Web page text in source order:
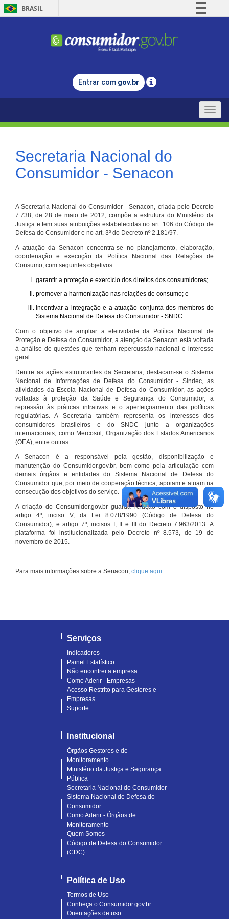
BRASIL
Comunica BR
Legislação
Entrar com gov.br
Toggle
Secretaria Nacional do
Consumidor - Senacon
A Secretaria Nacional do Consumidor - Senacon, criada pelo Decreto
7.738, de 28 de maio de 2012, compõe a estrutura do Ministério da
Justiça e tem suas atribuições estabelecidas no art. 106 do Código de
Defesa do Consumidor e no art. 3º do Decreto nº 2.181/97.
A atuação da Senacon concentra-se no planejamento, elaboração,
coordenação e execução da Política Nacional das Relações de
Consumo, com seguintes objetivos:
garantir a proteção e exercício dos direitos dos consumidores;
promover a harmonização nas relações de consumo; e
incentivar a integração e a atuação conjunta dos membros do
Sistema Nacional de Defesa do Consumidor - SNDC.
Com o objetivo de ampliar a efetividade da Política Nacional de
Proteção e Defesa do Consumidor, a atenção da Senacon está voltada
à análise de questões que tenham repercussão nacional e interesse
geral.
Dentre as ações estruturantes da Secretaria, destacam-se o Sistema
Nacional de Informações de Defesa do Consumidor - Sindec, as
atividades da Escola Nacional de Defesa do Consumidor, as ações
voltadas à proteção da Saúde e Segurança do Consumidor, a
repressão às práticas infrativas e o aperfeiçoamento das políticas
regulatórias. A Secretaria também representa os interesses dos
consumidores brasileiros e do SNDC junto a organizações
internacionais, como Mercosul, Organização dos Estados Americanos
(OEA), entre outras.
A Senacon é a responsável pela gestão, disponibilização e
manutenção do Consumidor.gov.br, bem como pela articulação com
demais órgãos e entidades do Sistema Nacional de Defesa do
Consumidor que, por meio de cooperação técnica, apoiam e atuam na
consecução dos objetivos do serviço.
A criação do Consumidor.gov.br guarda relação com o disposto no
artigo 4º, inciso V, da Lei 8.078/1990 (Código de Defesa do
Consumidor), e artigo 7º, incisos I, II e III do Decreto 7.963/2013. A
plataforma foi institucionalizada pelo Decreto nº 8.573, de 19 de
novembro de 2015.
Para mais informações sobre a Senacon, clique aqui
Serviços
Indicadores
Painel Estatístico
Não encontrei a empresa
Como Aderir - Empresas
Acesso Restrito para Gestores e
Empresas
Suporte
Institucional
Órgãos Gestores e de
Monitoramento
Ministério da Justiça e Segurança
Pública
Secretaria Nacional do Consumidor
Sistema Nacional de Defesa do
Consumidor
Como Aderir - Órgãos de
Monitoramento
Quem Somos
Código de Defesa do Consumidor
(CDC)
Política de Uso
Termos de Uso
Conheça o Consumidor.gov.br
Orientações de uso